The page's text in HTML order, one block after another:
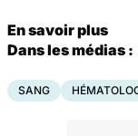
En savoir plus
Dans les médias :
SANG